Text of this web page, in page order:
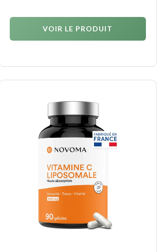
VOIR LE PRODUIT